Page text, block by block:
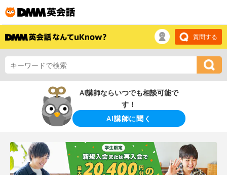
質問する
AI講師ならいつでも相談可能で
す！
AI講師に聞く